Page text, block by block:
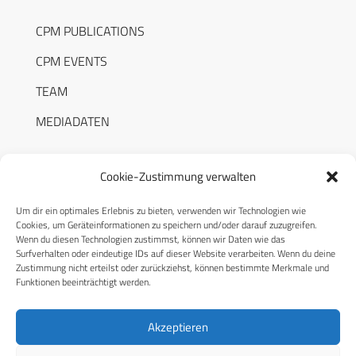
Cookie-Zustimmung verwalten
Um dir ein optimales Erlebnis zu bieten, verwenden wir Technologien wie
Cookies, um Geräteinformationen zu speichern und/oder darauf zuzugreifen.
Wenn du diesen Technologien zustimmst, können wir Daten wie das
Surfverhalten oder eindeutige IDs auf dieser Website verarbeiten. Wenn du deine
Zustimmung nicht erteilst oder zurückziehst, können bestimmte Merkmale und
Funktionen beeinträchtigt werden.
Akzeptieren
CPM PUBLICATIONS
CPM EVENTS
TEAM
MEDIADATEN
RECHTLICHES
Datenschutzerklärung
Cookie-Richtlinie (EU)